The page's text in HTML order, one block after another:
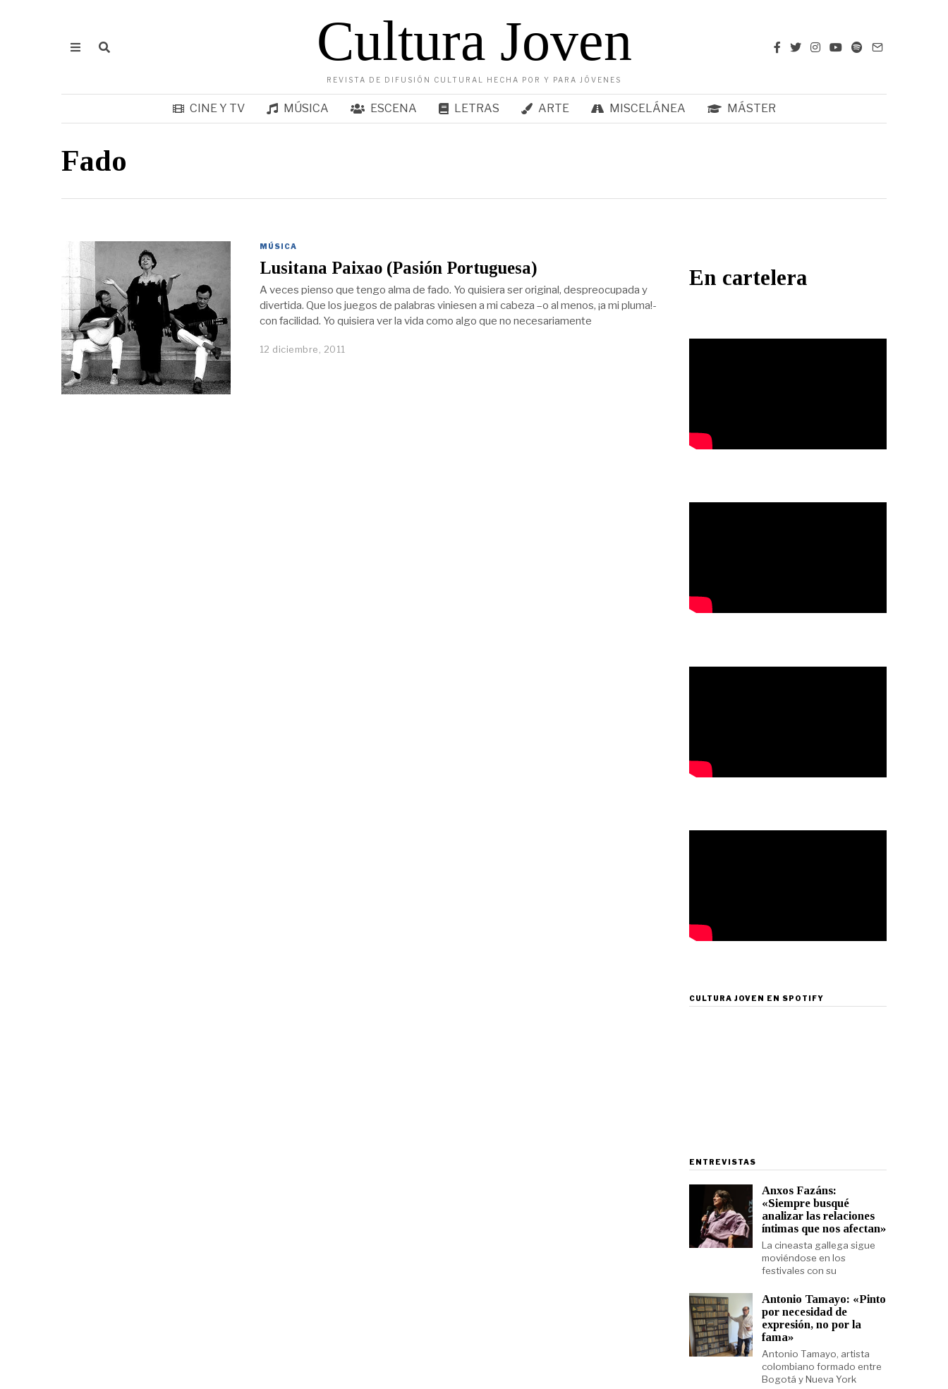
Cultura Joven
REVISTA DE DIFUSIÓN CULTURAL HECHA POR Y PARA JÓVENES
CINE Y TV MÚSICA ESCENA LETRAS ARTE MISCELÁNEA MÁSTER
Fado
MÚSICA
Lusitana Paixao (Pasión Portuguesa)
A veces pienso que tengo alma de fado. Yo quisiera ser original, despreocupada y
divertida. Que los juegos de palabras viniesen a mi cabeza –o al menos, ¡a mi pluma!-
con facilidad. Yo quisiera ver la vida como algo que no necesariamente
12 diciembre, 2011
En cartelera
CULTURA JOVEN EN SPOTIFY
ENTREVISTAS
Anxos Fazáns:
«Siempre busqué
analizar las relaciones
íntimas que nos afectan»
La cineasta gallega sigue
moviéndose en los
festivales con su
Antonio Tamayo: «Pinto
por necesidad de
expresión, no por la
fama»
Antonio Tamayo, artista
colombiano formado entre
Bogotá y Nueva York